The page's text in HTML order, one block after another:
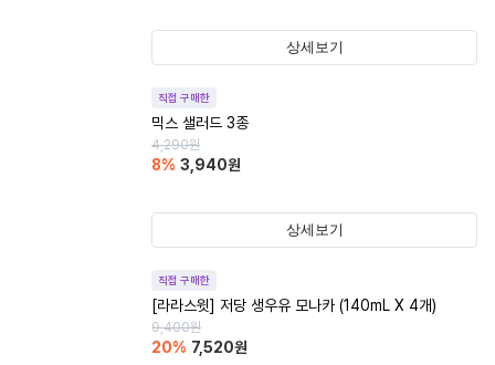
상세보기
직접 구매한
믹스 샐러드 3종
4,290원
8% 3,940원
상세보기
직접 구매한
[라라스윗] 저당 생우유 모나카 (140mL X 4개)
9,400원
20% 7,520원